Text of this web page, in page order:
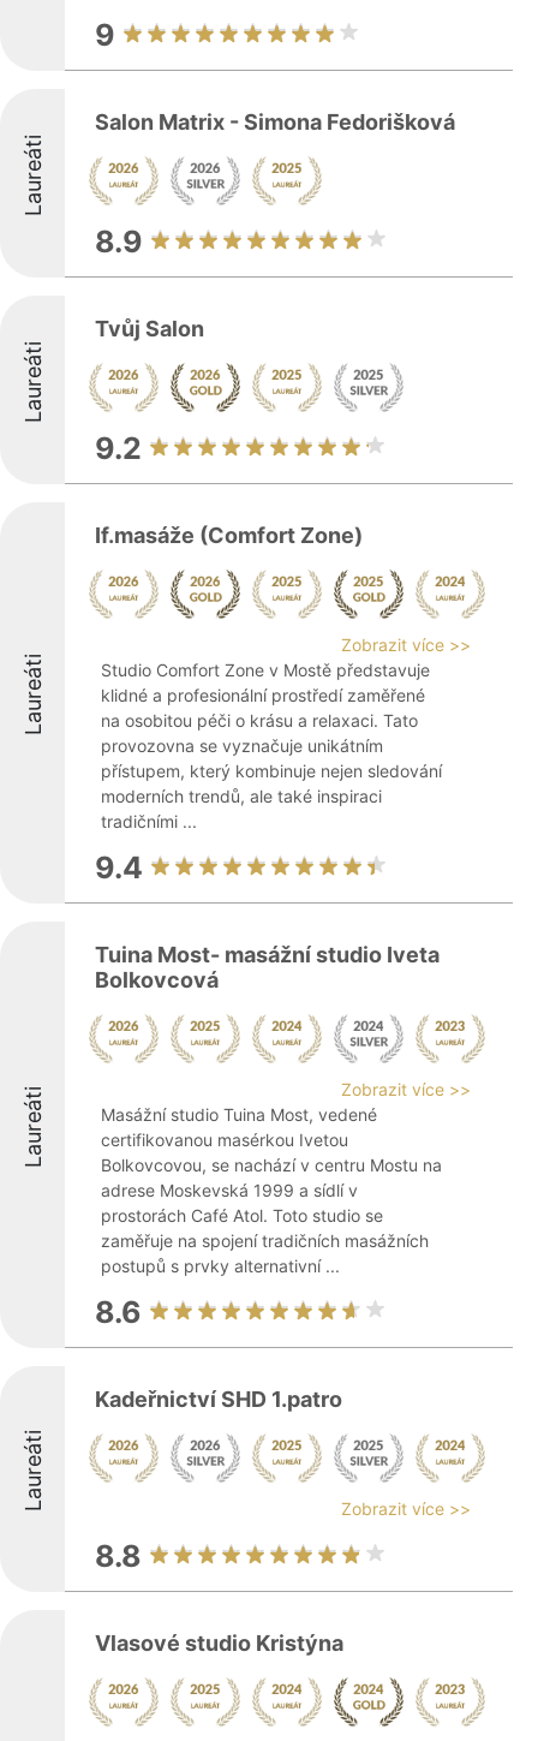
9
Laureáti
Salon Matrix - Simona Fedorišková
8.9
Laureáti
Tvůj Salon
9.2
Laureáti
If.masáže (Comfort Zone)
Zobrazit více >>
Studio Comfort Zone v Mostě představuje
klidné a profesionální prostředí zaměřené
na osobitou péči o krásu a relaxaci. Tato
provozovna se vyznačuje unikátním
přístupem, který kombinuje nejen sledování
moderních trendů, ale také inspiraci
tradičními ...
9.4
Laureáti
Tuina Most- masážní studio Iveta
Bolkovcová
Zobrazit více >>
Masážní studio Tuina Most, vedené
certifikovanou masérkou Ivetou
Bolkovcovou, se nachází v centru Mostu na
adrese Moskevská 1999 a sídlí v
prostorách Café Atol. Toto studio se
zaměřuje na spojení tradičních masážních
postupů s prvky alternativní ...
8.6
Laureáti
Kadeřnictví SHD 1.patro
Zobrazit více >>
8.8
Vlasové studio Kristýna